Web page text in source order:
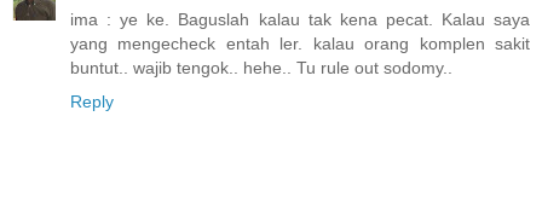
ima : ye ke. Baguslah kalau tak kena pecat. Kalau saya
yang mengecheck entah ler. kalau orang komplen sakit
buntut.. wajib tengok.. hehe.. Tu rule out sodomy..
Reply